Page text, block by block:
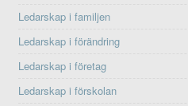
Ledarskap i familjen
Ledarskap i förändring
Ledarskap i företag
Ledarskap i förskolan